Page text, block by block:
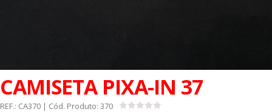
CAMISETA PIXA-IN 37
REF.: CA370 | Cód. Produto: 370